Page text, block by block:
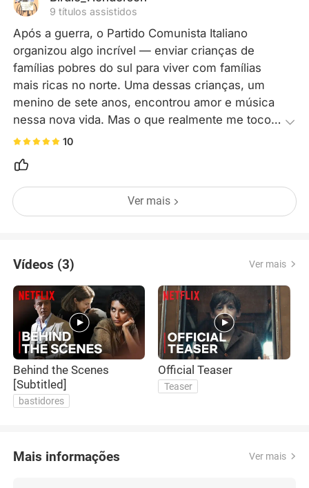
um filme natalino. É um dos m
9 títulos assistidos
Após a guerra, o Partido Comunista Italiano
organizou algo incrível — enviar crianças de
famílias pobres do sul para viver com famílias
mais ricas no norte. Uma dessas crianças, um
menino de sete anos, encontrou amor e música
nessa nova vida. Mas o que realmente me tocou
foi a escolha da mãe biológica. Ela o entregou,
seu futuro.
10
Ver mais
Vídeos (3) Ver mais
Behind the Scenes
[Subtitled]
bastidores
Official Teaser
Teaser
Mais informações Ver mais